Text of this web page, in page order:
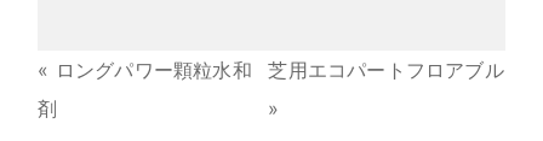
« ロングパワー顆粒水和
剤
芝用エコパートフロアブル
»